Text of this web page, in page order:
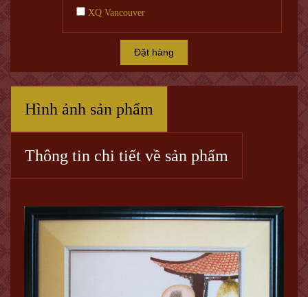
XQ Vancouver
Đặt hàng
Hình ảnh sản phẩm
Thông tin chi tiết về sản phẩm